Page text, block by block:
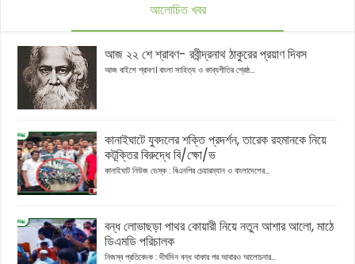
আলোচিত খবর
আজ ২২ শে শ্রাবণ- রবীন্দ্রনাথ ঠাকুরের প্রয়াণ দিবস
আজ বাইশে শ্রাবণ। বাংলা সাহিত্য ও কাব্যগীতির শ্রেষ্ঠ...
কানাইঘাটে যুবদলের শক্তি প্রদর্শন, তারেক রহমানকে নিয়ে
কটূক্তির বিরুদ্ধে বি/ক্ষো/ভ
কানাইঘাট নিউজ ডেস্ক : বিএনপির চেয়ারম্যান ও বাংলাদেশের...
বন্ধ লোভাছড়া পাথর কোয়ারী নিয়ে নতুন আশার আলো, মাঠে
ডিএমডি পরিচালক
নিজস্ব প্রতিবেদক : দীর্ঘদিন বন্ধ থাকার পর আবারও আলোচনার...